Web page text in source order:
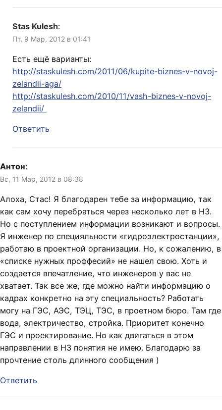
Stas Kulesh:
Пт, 9 Мар, 2012 в 01:41
Есть ещё варианты:
http://staskulesh.com/2011/06/kupite-biznes-v-novoj-
zelandii-aga/
http://staskulesh.com/2010/11/vash-biznes-v-novoj-
zelandii/
Ответить
Антон:
Вс, 11 Мар, 2012 в 08:38
Алоха, Стас! Я благодарен тебе за информацию, так
как сам хочу перебраться через несколько лет в НЗ.
Но с поступлением информации возникают и вопросы.
Я инженер по специяльности «гидроэлектростанции»,
работаю в проектной организации. Но, к сожалению, в
«списке нужных проффесий» не нашел свою. Хоть и
создается впечатление, что инженеров у вас не
хватает. Так все же, где можно найти информацию о
кадрах конкретно на эту специальность? Работать
могу на ГЭС, АЭС, ТЭЦ, ТЭС, в проетном бюро. Там где
вода, электричество, стройка. Приоритет конечно
ГЭС и проектирование. Но как двигаться в этом
направлении в НЗ понятия не имею. Благодарю за
прочтение столь длинного сообщения )
Ответить